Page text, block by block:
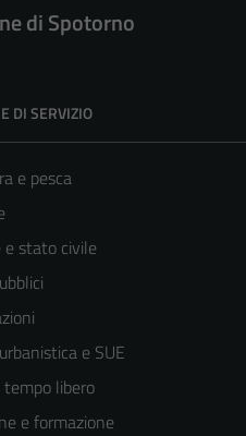
di Spotorno
DI SERVIZIO
e pesca
e stato civile
e SUE
libero
e formazione